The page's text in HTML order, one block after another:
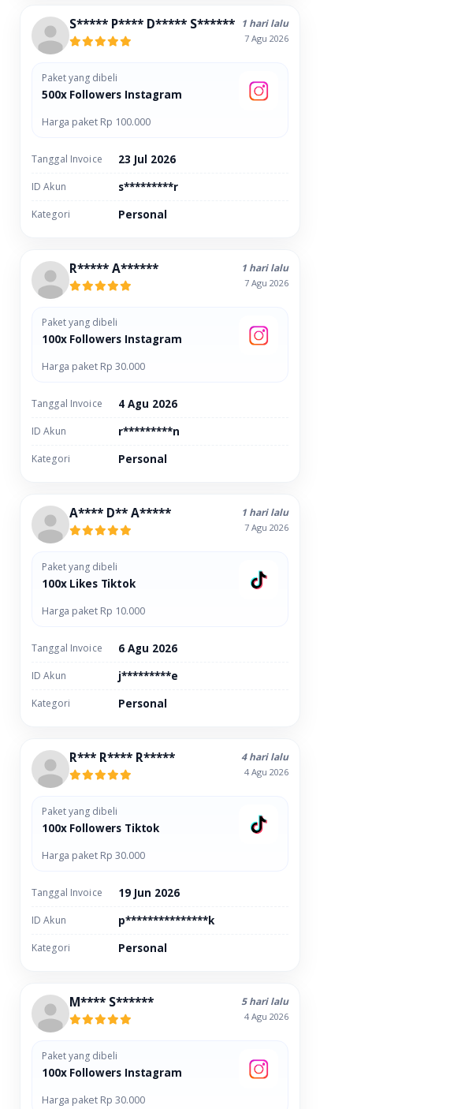
S***** P**** D***** S****** 1 hari lalu
7 Agu 2026
Paket yang dibeli
500x Followers Instagram
Harga paket Rp 100.000
Tanggal Invoice 23 Jul 2026
ID Akun s*********r
Kategori Personal
R***** A****** 1 hari lalu
7 Agu 2026
Paket yang dibeli
100x Followers Instagram
Harga paket Rp 30.000
Tanggal Invoice 4 Agu 2026
ID Akun r*********n
Kategori Personal
A**** D** A***** 1 hari lalu
7 Agu 2026
Paket yang dibeli
100x Likes Tiktok
Harga paket Rp 10.000
Tanggal Invoice 6 Agu 2026
ID Akun j*********e
Kategori Personal
R*** R**** R***** 4 hari lalu
4 Agu 2026
Paket yang dibeli
100x Followers Tiktok
Harga paket Rp 30.000
Tanggal Invoice 19 Jun 2026
ID Akun p***************k
Kategori Personal
M**** S****** 5 hari lalu
4 Agu 2026
Paket yang dibeli
100x Followers Instagram
Harga paket Rp 30.000